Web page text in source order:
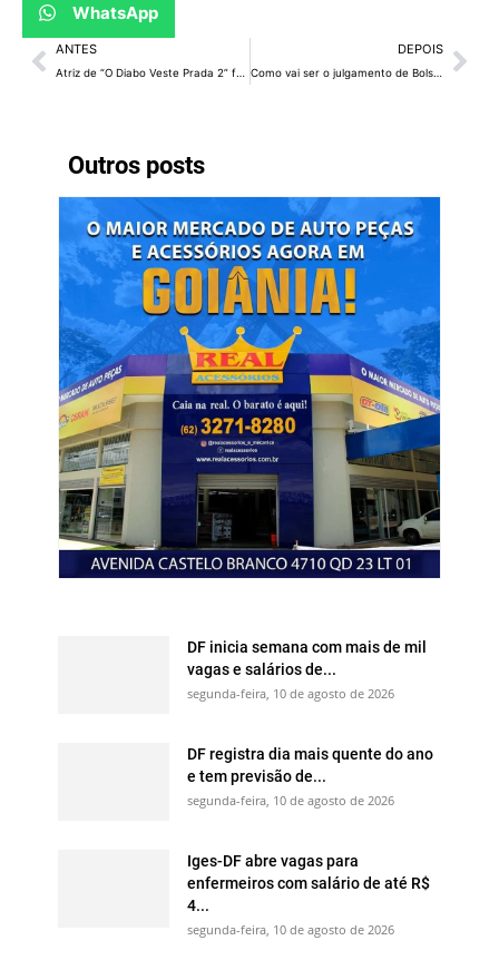
Outros posts
DF inicia semana com mais de mil
vagas e salários de...
segunda-feira, 10 de agosto de 2026
DF registra dia mais quente do ano
e tem previsão de...
segunda-feira, 10 de agosto de 2026
Iges-DF abre vagas para
enfermeiros com salário de até R$
4...
segunda-feira, 10 de agosto de 2026
WhatsApp
ANTES DEPOIS
Como vai ser o julgamento de Bolsonaro no STF marcado para começar em 2 de setembro